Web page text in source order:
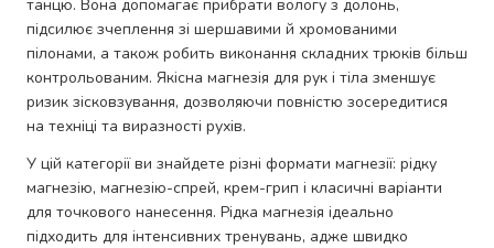
танцю. Вона допомагає прибрати вологу з долонь,
підсилює зчеплення зі шершавими й хромованими
пілонами, а також робить виконання складних трюків більш
контрольованим. Якісна магнезія для рук і тіла зменшує
ризик зісковзування, дозволяючи повністю зосередитися
на техніці та виразності рухів.
У цій категорії ви знайдете різні формати магнезії: рідку
магнезію, магнезію-спрей, крем-грип і класичні варіанти
для точкового нанесення. Рідка магнезія ідеально
підходить для інтенсивних тренувань, адже швидко